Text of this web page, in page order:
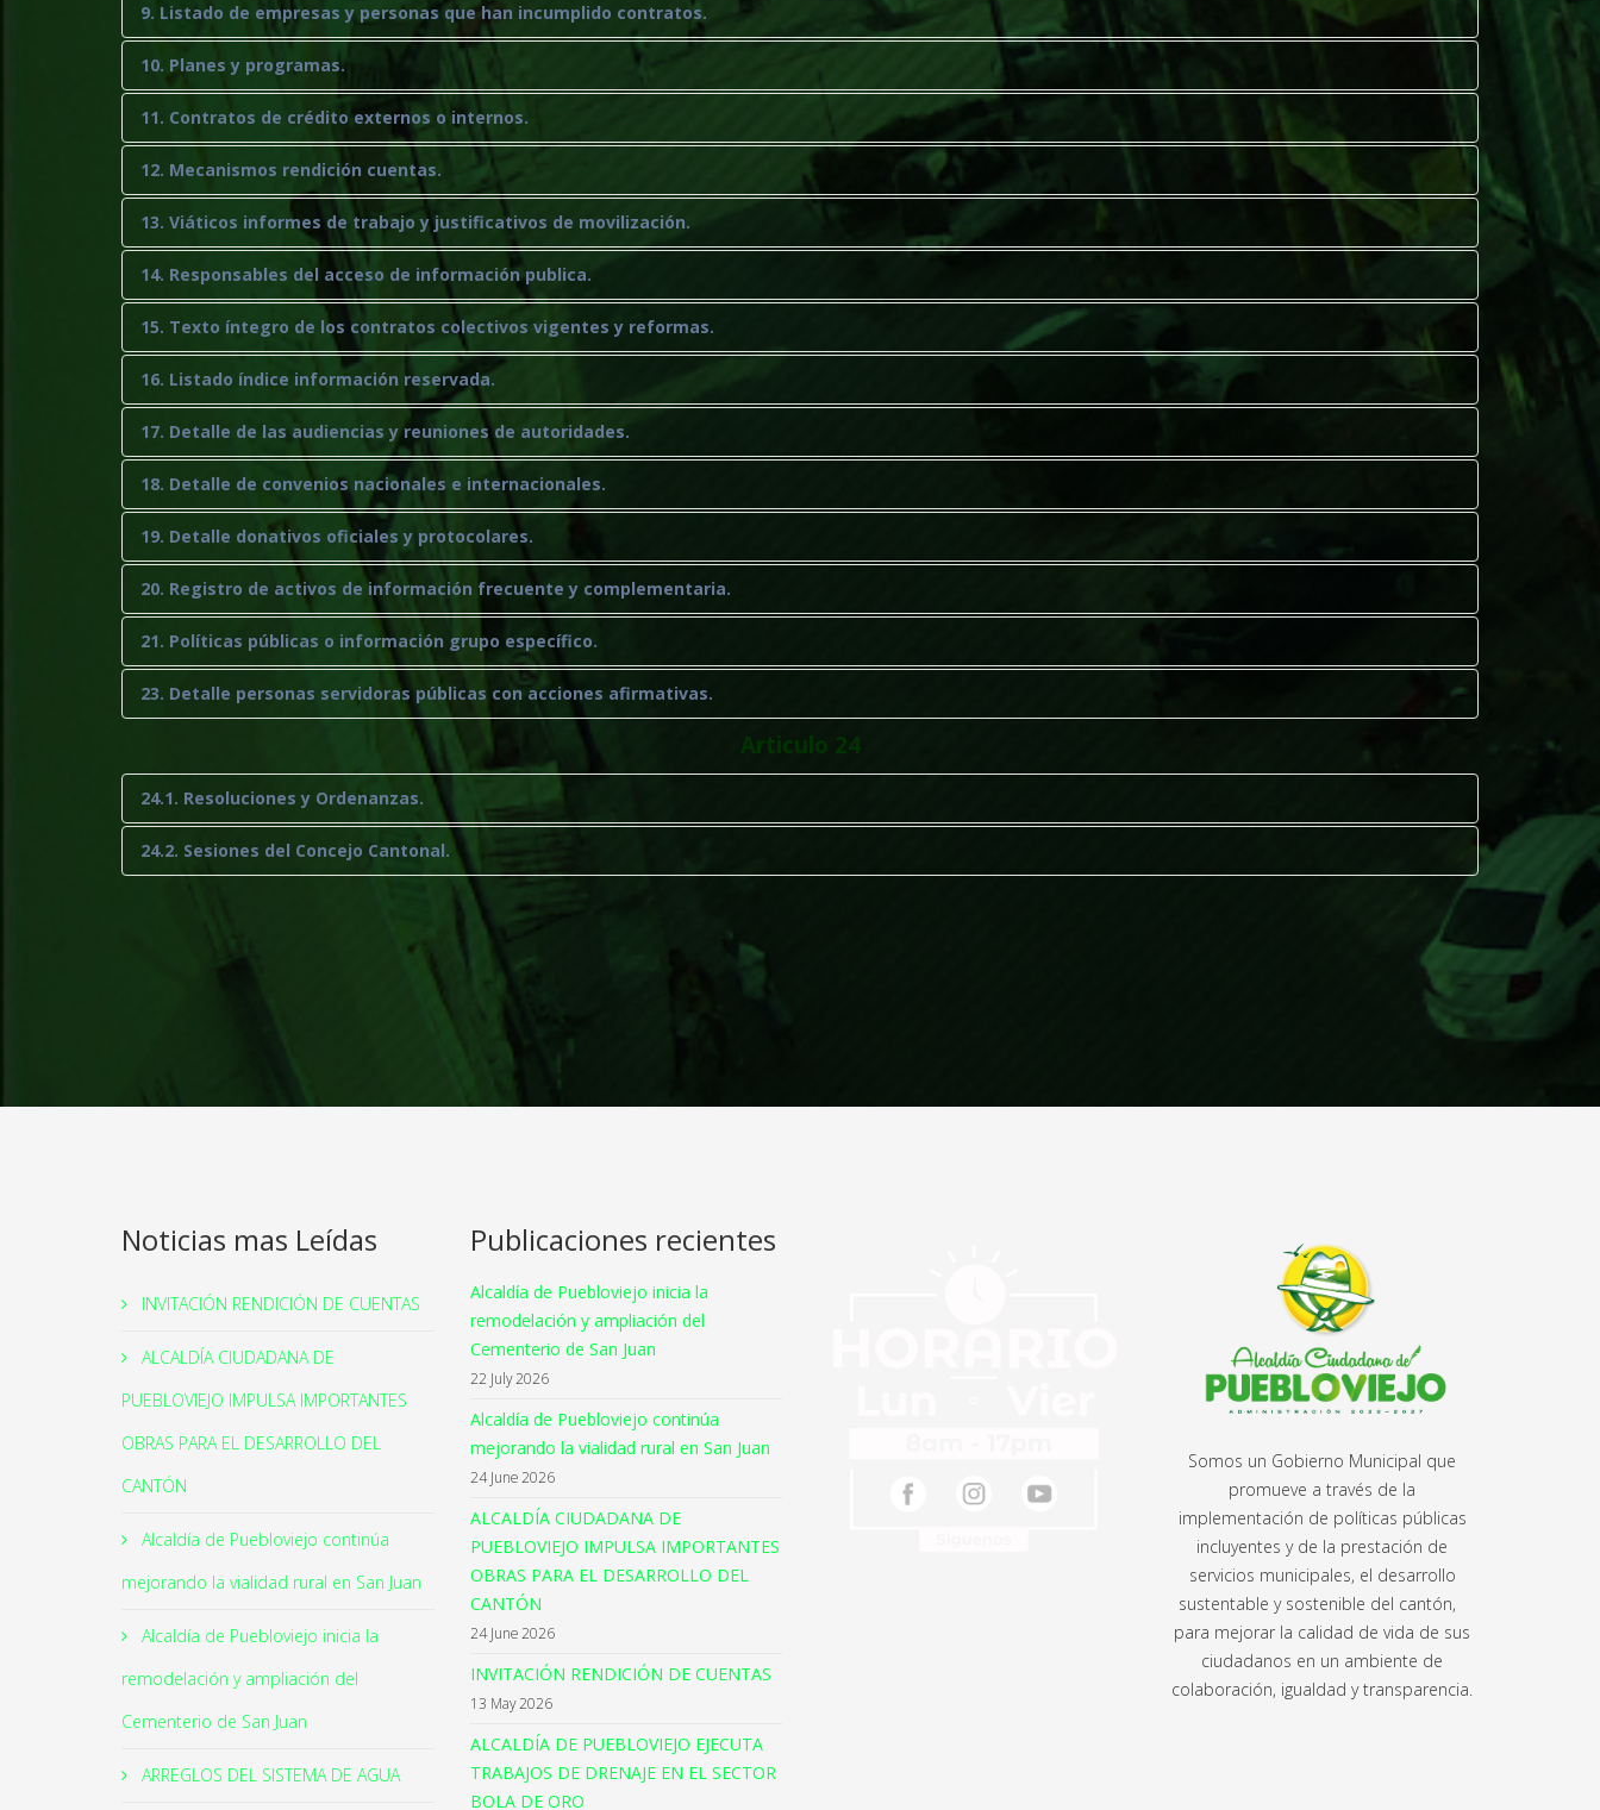
9. Listado de empresas y personas que han incumplido contratos.
10. Planes y programas.
11. Contratos de crédito externos o internos.
12. Mecanismos rendición cuentas.
13. Viáticos informes de trabajo y justificativos de movilización.
14. Responsables del acceso de información publica.
15. Texto íntegro de los contratos colectivos vigentes y reformas.
16. Listado índice información reservada.
17. Detalle de las audiencias y reuniones de autoridades.
18. Detalle de convenios nacionales e internacionales.
19. Detalle donativos oficiales y protocolares.
20. Registro de activos de información frecuente y complementaria.
21. Políticas públicas o información grupo específico.
23. Detalle personas servidoras públicas con acciones afirmativas.
Articulo 24
24.1. Resoluciones y Ordenanzas.
24.2. Sesiones del Concejo Cantonal.
Noticias mas Leídas
INVITACIÓN RENDICIÓN DE CUENTAS
ALCALDÍA CIUDADANA DE
PUEBLOVIEJO IMPULSA IMPORTANTES
OBRAS PARA EL DESARROLLO DEL
CANTÓN
Alcaldía de Puebloviejo continúa
mejorando la vialidad rural en San Juan
Alcaldía de Puebloviejo inicia la
remodelación y ampliación del
Cementerio de San Juan
ARREGLOS DEL SISTEMA DE AGUA
Publicaciones recientes
Alcaldía de Puebloviejo inicia la
remodelación y ampliación del
Cementerio de San Juan
22 July 2026
Alcaldía de Puebloviejo continúa
mejorando la vialidad rural en San Juan
24 June 2026
ALCALDÍA CIUDADANA DE
PUEBLOVIEJO IMPULSA IMPORTANTES
OBRAS PARA EL DESARROLLO DEL
CANTÓN
24 June 2026
INVITACIÓN RENDICIÓN DE CUENTAS
13 May 2026
ALCALDÍA DE PUEBLOVIEJO EJECUTA
TRABAJOS DE DRENAJE EN EL SECTOR
BOLA DE ORO
Somos un Gobierno Municipal que
promueve a través de la
implementación de políticas públicas
incluyentes y de la prestación de
servicios municipales, el desarrollo
sustentable y sostenible del cantón,
para mejorar la calidad de vida de sus
ciudadanos en un ambiente de
colaboración, igualdad y transparencia.